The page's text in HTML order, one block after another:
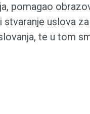
pomagao
uslova
te u tom